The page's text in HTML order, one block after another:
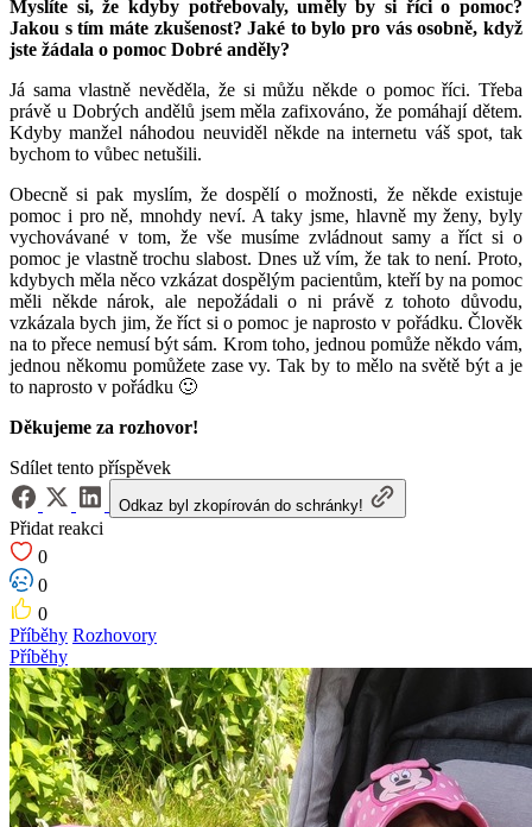
Myslíte si, že kdyby potřebovaly, uměly by si říci o pomoc?
Jakou s tím máte zkušenost? Jaké to bylo pro vás osobně, když
jste žádala o pomoc Dobré anděly?
Já sama vlastně nevěděla, že si můžu někde o pomoc říci. Třeba
právě u Dobrých andělů jsem měla zafixováno, že pomáhají dětem.
Kdyby manžel náhodou neuviděl někde na internetu váš spot, tak
bychom to vůbec netušili.
Obecně si pak myslím, že dospělí o možnosti, že někde existuje
pomoc i pro ně, mnohdy neví. A taky jsme, hlavně my ženy, byly
vychovávané v tom, že vše musíme zvládnout samy a říct si o
pomoc je vlastně trochu slabost. Dnes už vím, že tak to není. Proto,
kdybych měla něco vzkázat dospělým pacientům, kteří by na pomoc
měli někde nárok, ale nepožádali o ni právě z tohoto důvodu,
vzkázala bych jim, že říct si o pomoc je naprosto v pořádku. Člověk
na to přece nemusí být sám. Krom toho, jednou pomůže někdo vám,
jednou někomu pomůžete zase vy. Tak by to mělo na světě být a je
to naprosto v pořádku 🙂
Děkujeme za rozhovor!
Sdílet tento příspěvek
Odkaz byl zkopírován do schránky!
Přidat reakci
0
0
0
Příběhy Rozhovory
Příběhy